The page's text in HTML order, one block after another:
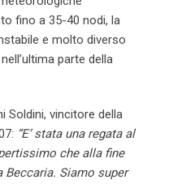
fino a 35-40 nodi, la
e molto diverso
parte della
Soldini, vincitore della
“E’ stata una regata al
che alla fine
Beccaria. Siamo super